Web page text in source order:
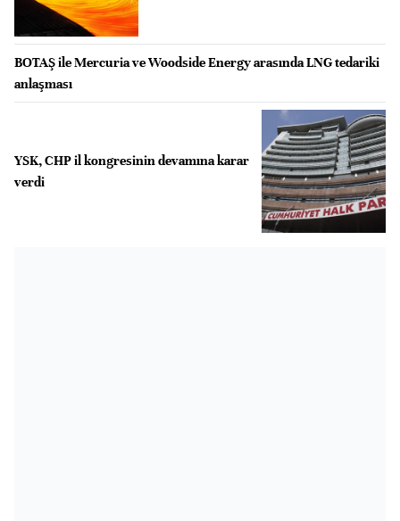
BOTAŞ ile Mercuria ve Woodside Energy arasında LNG tedariki
anlaşması
YSK, CHP il kongresinin devamına karar
verdi